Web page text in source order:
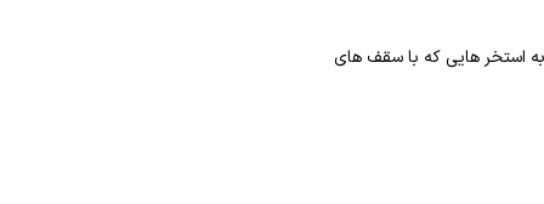
به استخر هایی که با سقف های